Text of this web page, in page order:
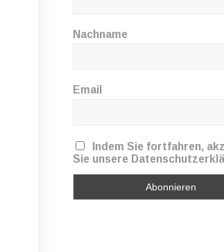
Nachname
Email
Indem Sie fortfahren,
Sie unsere